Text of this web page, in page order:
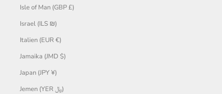
Isle of Man (GBP £)
Israel (ILS ₪)
Italien (EUR €)
Jamaika (JMD $)
Japan (JPY ¥)
Jemen (YER ﷼)